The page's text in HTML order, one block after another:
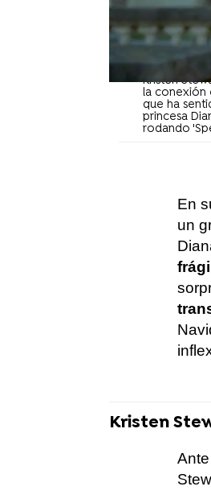
posibilidad
Pattinson:
algo nuevo"
"Notaba su
Kristen
la conexión
que ha
princesa
rodando
En
un
frágil
Kristen